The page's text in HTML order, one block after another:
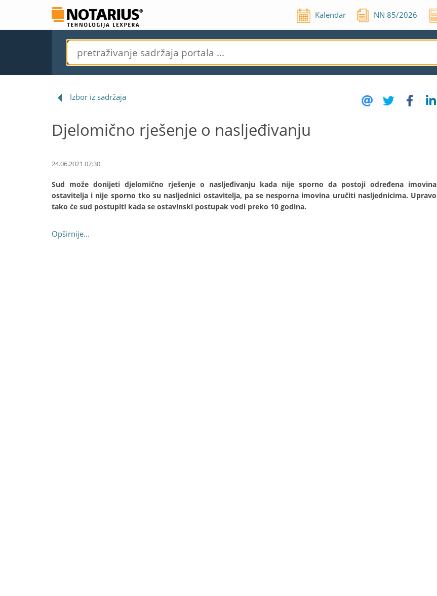
Kalendar NN85/2026
Izbor iz sadržaja
Djelomično rješenje o nasljeđivanju
24.06.2021 07:30
Sud može donijeti djelomično rješenje o nasljeđivanju kada nije sporno da postoji određena imovina
ostavitelja i nije sporno tko su nasljednici ostavitelja, pa se nesporna imovina uručiti nasljednicima. Upravo
tako će sud postupiti kada se ostavinski postupak vodi preko 10 godina.
Opširnije...